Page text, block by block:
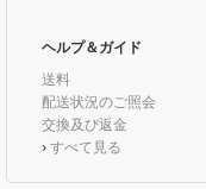
ヘルプ＆ガイド
送料
配送状況のご照会
交換及び返金
› すべて見る